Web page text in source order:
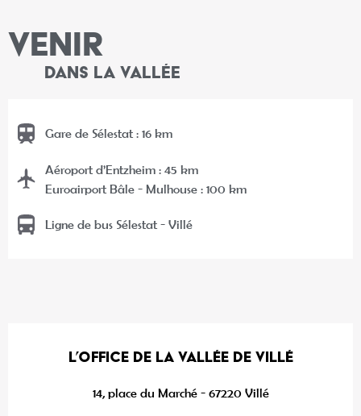
VENIR
DANS LA VALLÉE
Gare de Sélestat : 16 km
Aéroport d’Entzheim : 45 km
Euroairport Bâle - Mulhouse : 100 km
Ligne de bus Sélestat - Villé
L’OFFICE DE LA VALLÉE DE VILLÉ
14, place du Marché - 67220 Villé